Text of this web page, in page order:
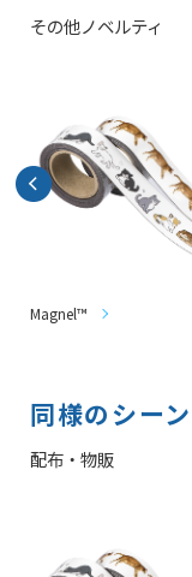
その他ノベルティ
Magnel™
同様のシーン
配布・物販